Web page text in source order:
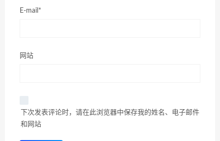
E-mail*
网站
下次发表评论时，请在此浏览器中保存我的姓名、电子邮件
和网站